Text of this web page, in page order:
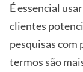
É essencial
clientes
pesquisas com
termos são